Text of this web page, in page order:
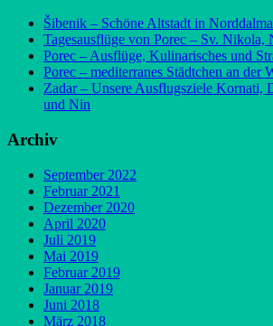
Šibenik – Schöne Altstadt in
Tagesausflüge von Porec – Sv. Nikola,
Porec – Ausflüge, Kulinarisches und
Porec – mediterranes Städtchen an der
Zadar – Unsere Ausflugsziele Kornati,
und Nin
Archiv
September 2022
Februar 2021
Dezember 2020
April 2020
Juli 2019
Mai 2019
Februar 2019
Januar 2019
Juni 2018
März 2018